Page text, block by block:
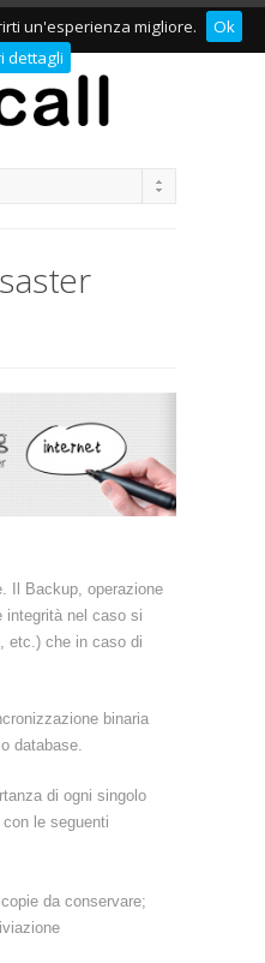
un'esperienza migliore.
Ok
dettagli
Il Backup, operazione
integrità nel caso si
etc.) che in caso di
binaria
database.
di ogni singolo
le seguenti
da conservare;